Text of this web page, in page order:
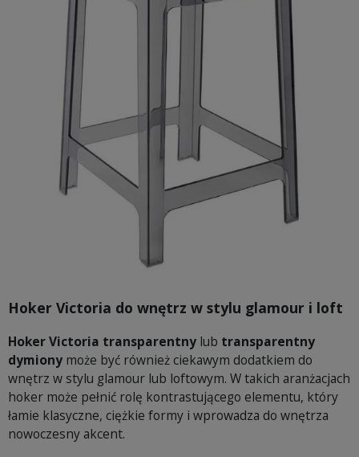
Hoker Victoria do wnętrz w stylu glamour i loft
Hoker Victoria transparentny lub transparentny
dymiony może być również ciekawym dodatkiem do
wnętrz w stylu glamour lub loftowym. W takich aranżacjach
hoker może pełnić rolę kontrastującego elementu, który
łamie klasyczne, ciężkie formy i wprowadza do wnętrza
nowoczesny akcent.